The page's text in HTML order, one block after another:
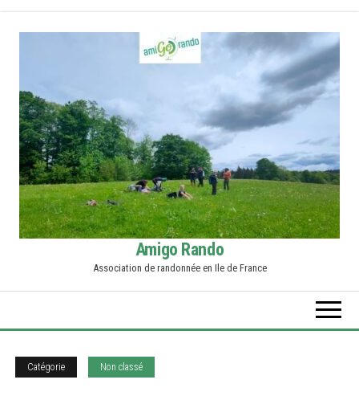
content
Amigo Rando
Association de randonnée en Ile de France
Catégorie Non classé